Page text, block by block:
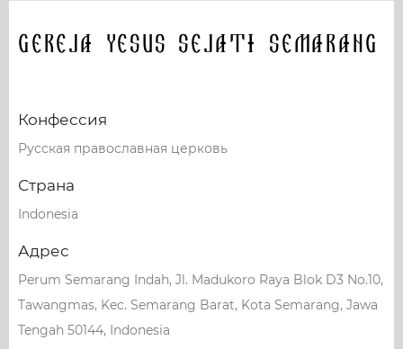
Gereja Yesus Sejati Semarang
Конфессия
Русская православная церковь
Страна
Indonesia
Адрес
Perum Semarang Indah, Jl. Madukoro Raya Blok D3 No.10,
Tawangmas, Kec. Semarang Barat, Kota Semarang, Jawa
Tengah 50144, Indonesia